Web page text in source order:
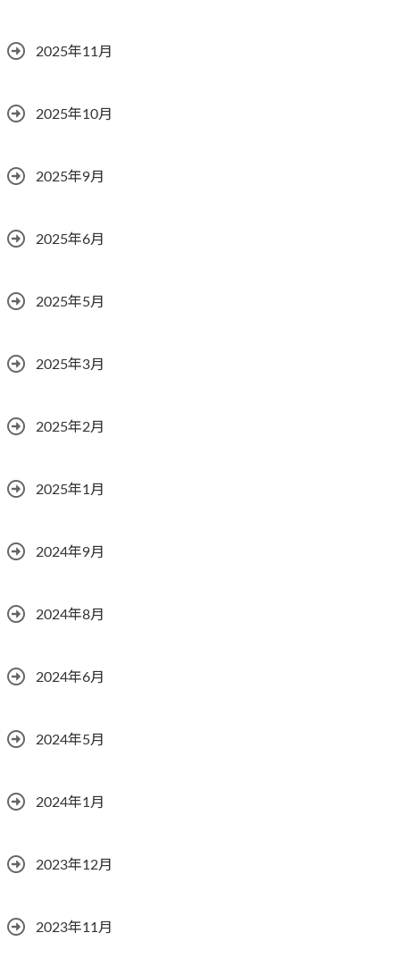
2025年11月
2025年10月
2025年9月
2025年6月
2025年5月
2025年3月
2025年2月
2025年1月
2024年9月
2024年8月
2024年6月
2024年5月
2024年1月
2023年12月
2023年11月